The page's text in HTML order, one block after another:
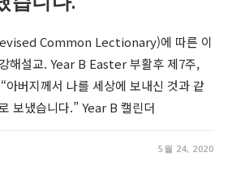
Common Lectionary)에 따른 이
해설교. Year B Easter 부활후 제7주,
아버지께서 나를 세상에 보내신 것과 같
보냈습니다.” Year B 캘린더
5월 24, 2020